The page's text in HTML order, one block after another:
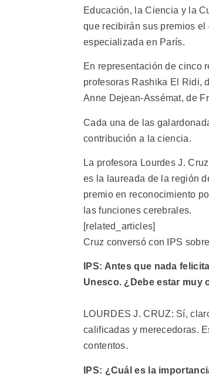
Educación, la Ciencia y la
que recibirán sus premios
especializada en París.
En representación de cinco
profesoras Rashika El Ridi,
Anne Dejean-Assémat, de
Cada una de las
contribución a la ciencia.
La profesora Lourdes J.
es la laureada de la región
premio en reconocimiento
las funciones cerebrales.
[related_articles]
Cruz conversó con IPS
IPS: Antes que nada
Unesco. ¿Debe estar muy
LOURDES J. CRUZ: Sí,
calificadas y merecedoras.
contentos.
IPS: ¿Cuál es la